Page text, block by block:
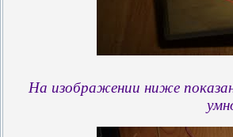
На изображении ниже